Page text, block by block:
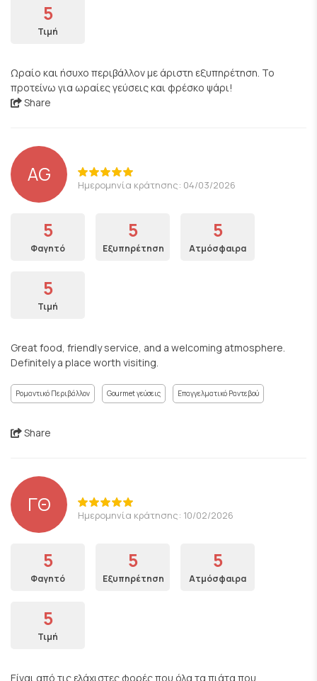
5
Τιμή
Ωραίο και ήσυχο περιβάλλον με άριστη εξυπηρέτηση. Το
προτείνω για ωραίες γεύσεις και φρέσκο ψάρι!
Share
AG Ημερομηνία κράτησης: 04/03/2026
5
Φαγητό
5
Εξυπηρέτηση
5
Ατμόσφαιρα
5
Τιμή
Great food, friendly service, and a welcoming atmosphere.
Definitely a place worth visiting.
Ρομαντικό Περιβάλλον Gourmet γεύσεις Επαγγελματικό Ραντεβού
Share
ΓΘ Ημερομηνία κράτησης: 10/02/2026
5
Φαγητό
5
Εξυπηρέτηση
5
Ατμόσφαιρα
5
Τιμή
Είναι από τις ελάχιστες φορές που όλα τα πιάτα που